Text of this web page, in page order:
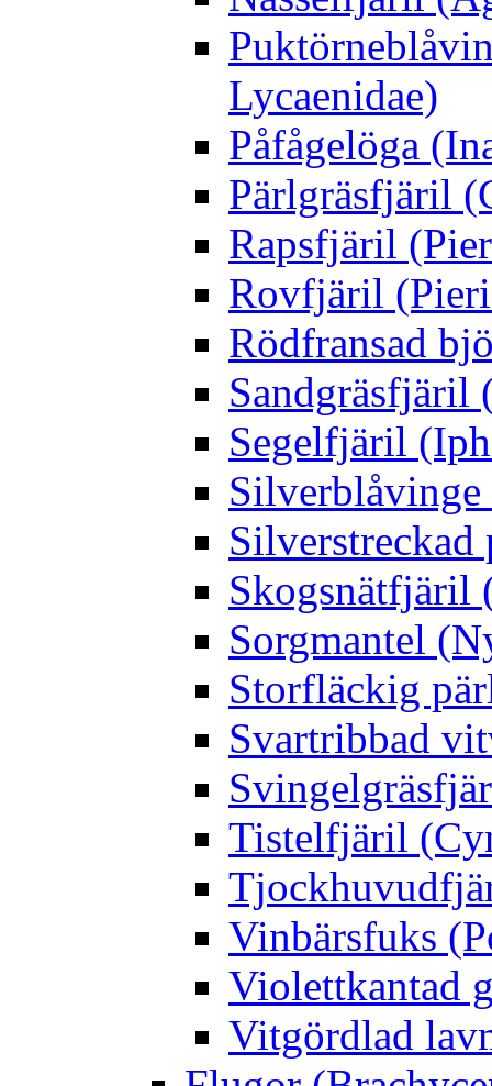
Lycaenidae)
Påfågelöga
Pärlgräsfjäril
Rapsfjäril
Rovfjäril
Rödfransad
Sandgräsfjäril
Segelfjäril
Silverblåvinge
Skogsnätfjäril
Sorgmantel
Storfläckig
Svartribbad
Tistelfjäril
Vinbärsfuks
Violettkantad
Vitgördlad